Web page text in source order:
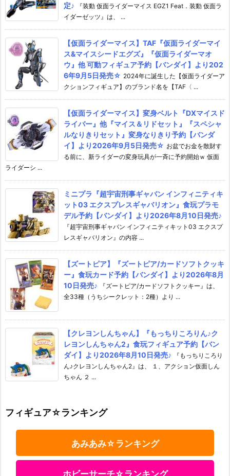
定♪
『装動 仮面ライダーマイス EGZ1 Feat．装動 仮面ラ
イダーゼッツ』は、 ...
【仮面ライダーマイス】TAF『仮面ライダーマイ
ス&マイスシードエグズ』『仮面ライダーマオ
ウ』他 可動フィギュア予約【バンダイ】より202
6年9月5日発売☆ 2024年に誕生した【仮面ライダーア
クションフィギュア】のブランド名を【TAF〈 ...
【仮面ライダーマイス】変身ベルト『DXマイスド
ライバー』他『マイス＆リドセット』『スペシャ
ルなりきりセット』変身なりきり予約【バンダ
イ】より2026年9月5日発売☆ お盆でお金を散財す
る前に、新ライダーの変身玩具が一斉に予約開始ｗ 仮面
ライダーシ ...
ミニプラ『超宇宙刑事ギャバン インフィニティキ
ット03 エクスプレスギャバリオン』食玩プラモ
デル予約【バンダイ】より2026年8月10日発売♪
『超宇宙刑事ギャバン インフィニティキット03 エクスプ
レスギャバリオン』の内容 ...
【ズートピア】『ズートピア/カードソフトクッキ
ー』食玩カード予約【バンダイ】より2026年8月
10日発売♪
『ズートピア/カードソフトクッキー』は、
全33種（うちシークレット：2種）より ...
【クレヨンしんちゃん】『もっちりころりん♪ク
レヨンしんちゃん2』食玩フィギュア予約【バン
ダイ】より2026年8月10日発売♪
『もっちりころり
ん♪クレヨンしんちゃん2』は、 １、アクション仮面しん
ちゃん ２ ...
フィギュア☆ランキング
あみあみ☆ランキング